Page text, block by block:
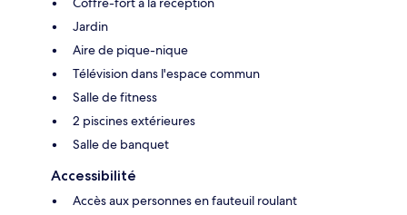
Jardin
Aire de pique-nique
Télévision dans l'espace commun
Salle de fitness
2 piscines extérieures
Salle de banquet
Accessibilité
Accès aux personnes en fauteuil roulant